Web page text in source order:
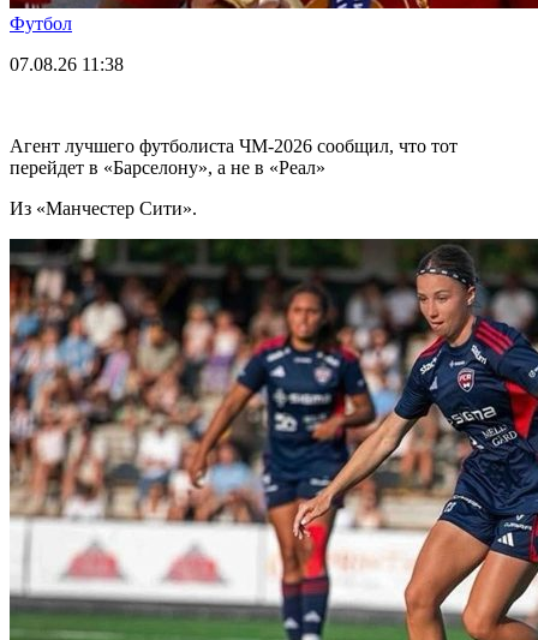
Футбол
07.08.26 11:38
Агент лучшего футболиста ЧМ-2026 cообщил, что тот
перейдет в «Барселону», а не в «Реал»
Из «Манчестер Сити».